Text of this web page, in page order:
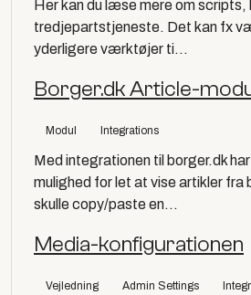
Her kan du læse mere om scripts,
tredjepartstjeneste. Det kan fx
yderligere værktøjer ti...
Borger.dk Article-
Modul Integrations
Med integrationen til borger.dk
mulighed for let at vise artikler fra
skulle copy/paste en...
Media-konfigurationen
Vejledning Admin Settings